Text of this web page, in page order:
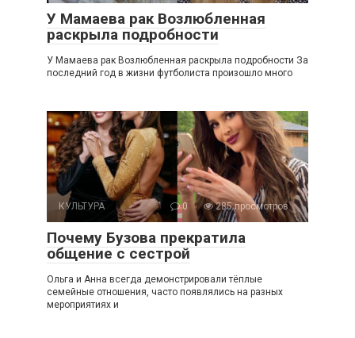
У Мамаева рак Возлюбленная
раскрыла подробности
У Мамаева рак Возлюбленная раскрыла подробности За
последний год в жизни футболиста произошло много
КУЛЬТУРА 0 285 просмотров
Почему Бузова прекратила
общение с сестрой
Ольга и Анна всегда демонстрировали тёплые
семейные отношения, часто появлялись на разных
мероприятиях и